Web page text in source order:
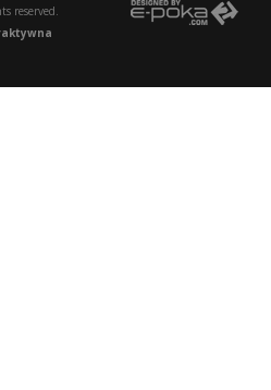
reserved.